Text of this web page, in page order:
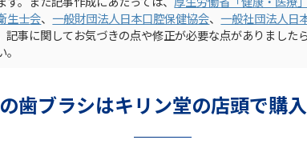
生士会、一般財団法人日本口腔保健協会、一般社団法人日
記事に関してお気づきの点や修正が必要な点がありましたら
歯ブラシはキリン堂の店頭で購